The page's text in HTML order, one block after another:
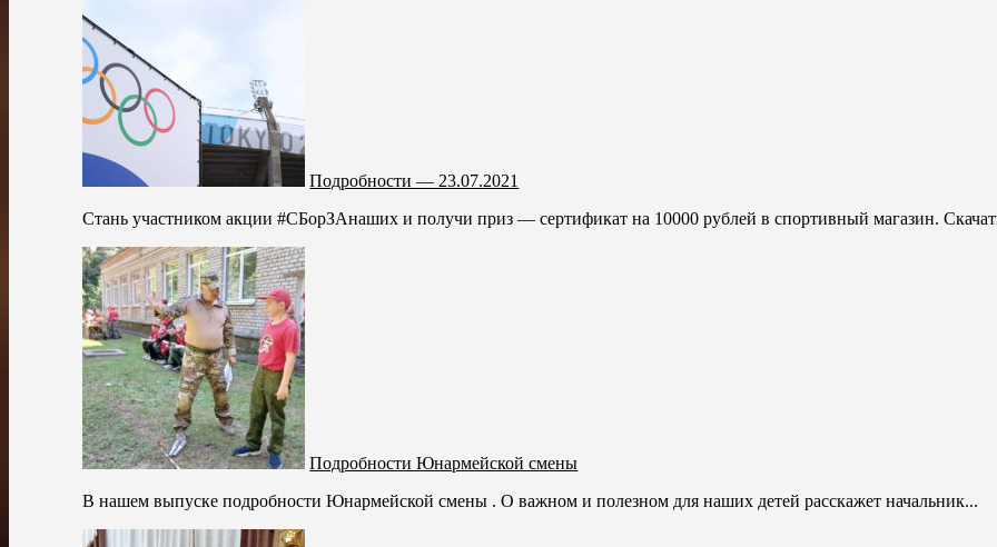
Подробности — 23.07.2021
Стань участником акции #СБорЗАнаших и получи приз — сертификат на 10000 рублей в спортивный магазин.
Подробности Юнармейской смены
В нашем выпуске подробности Юнармейской смены . О важном и полезном для наших детей расскажет начальник...